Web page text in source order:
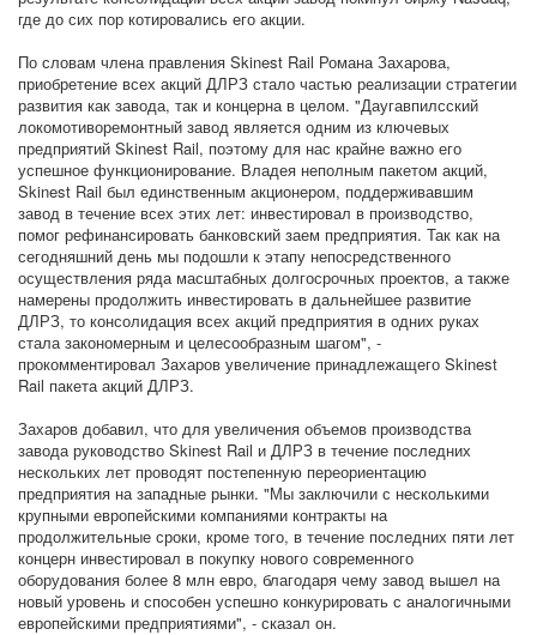
где до сих пор котировались его акции.
По словам члена правления Skinest Rail Романа Захарова,
приобретение всех акций ДЛРЗ стало частью реализации стратегии
развития как завода, так и концерна в целом. "Даугавпилсский
локомотиворемонтный завод является одним из ключевых
предприятий Skinest Rail, поэтому для нас крайне важно его
успешное функционирование. Владея неполным пакетом акций,
Skinest Rail был единcтвенным акционером, поддерживавшим
завод в течение всех этих лет: инвестировал в производство,
помог рефинансировать банковский заем предприятия. Так как на
сегодняшний день мы подошли к этапу непосредственного
осуществления ряда масштабных долгосрочных проектов, а также
намерены продолжить инвестировать в дальнейшее развитие
ДЛРЗ, то консолидация всех акций предприятия в одних руках
стала закономерным и целесообразным шагом", -
прокомментировал Захаров увеличение принадлежащего Skinest
Rail пакета акций ДЛРЗ.
Захаров добавил, что для увеличения объемов производства
завода руководство Skinest Rail и ДЛРЗ в течение последних
нескольких лет проводят постепенную переориентацию
предприятия на западные рынки. "Мы заключили с несколькими
крупными европейскими компаниями контракты на
продолжительные сроки, кроме того, в течение последних пяти лет
концерн инвестировал в покупку нового современного
оборудования более 8 млн евро, благодаря чему завод вышел на
новый уровень и способен успешно конкурировать с аналогичными
европейскими предприятиями", - сказал он.